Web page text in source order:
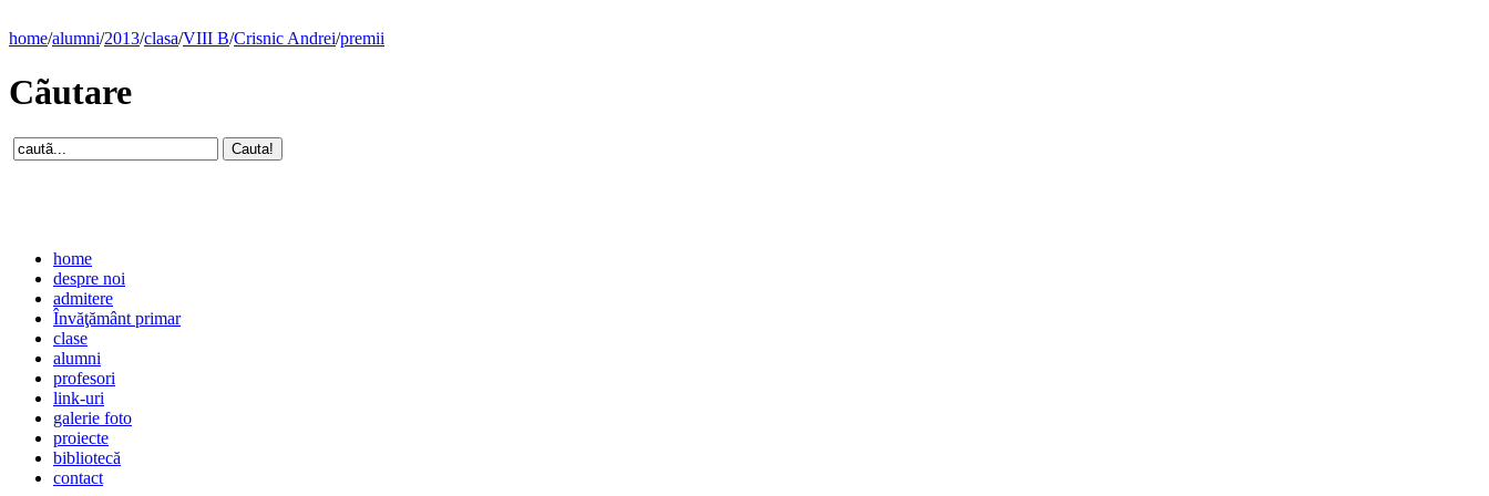
home/alumni/2013/clasa/VIII B/Crisnic Andrei/premii
Cãutare
home
despre noi
admitere
Învăţământ primar
clase
alumni
profesori
link-uri
galerie foto
proiecte
bibliotecă
contact